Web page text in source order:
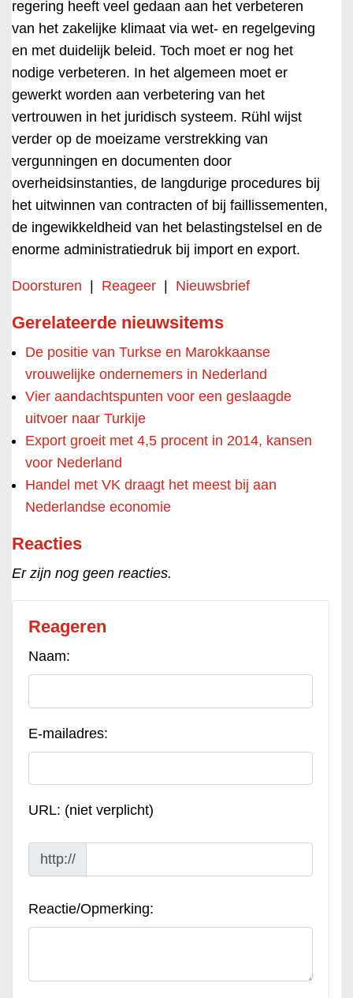
regering heeft veel gedaan aan het verbeteren
van het zakelijke klimaat via wet- en regelgeving
en met duidelijk beleid. Toch moet er nog het
nodige verbeteren. In het algemeen moet er
gewerkt worden aan verbetering van het
vertrouwen in het juridisch systeem. Rühl wijst
verder op de moeizame verstrekking van
vergunningen en documenten door
overheidsinstanties, de langdurige procedures bij
het uitwinnen van contracten of bij faillissementen,
de ingewikkeldheid van het belastingstelsel en de
enorme administratiedruk bij import en export.
Doorsturen Reageer Nieuwsbrief
Gerelateerde nieuwsitems
De positie van Turkse en Marokkaanse
vrouwelijke ondernemers in Nederland
Vier aandachtspunten voor een geslaagde
uitvoer naar Turkije
Export groeit met 4,5 procent in 2014, kansen
voor Nederland
Handel met VK draagt het meest bij aan
Nederlandse economie
Reacties
Er zijn nog geen reacties.
Reageren
Naam:
E-mailadres:
URL: (niet verplicht)
http://
Reactie/Opmerking: